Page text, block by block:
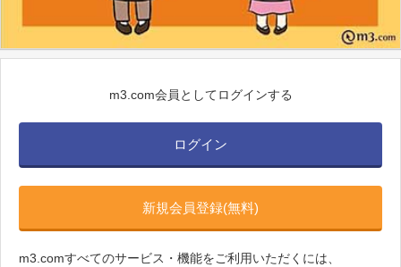
m3.com会員としてログインする
ログイン
新規会員登録(無料)
m3.comすべてのサービス・機能をご利用いただくには、